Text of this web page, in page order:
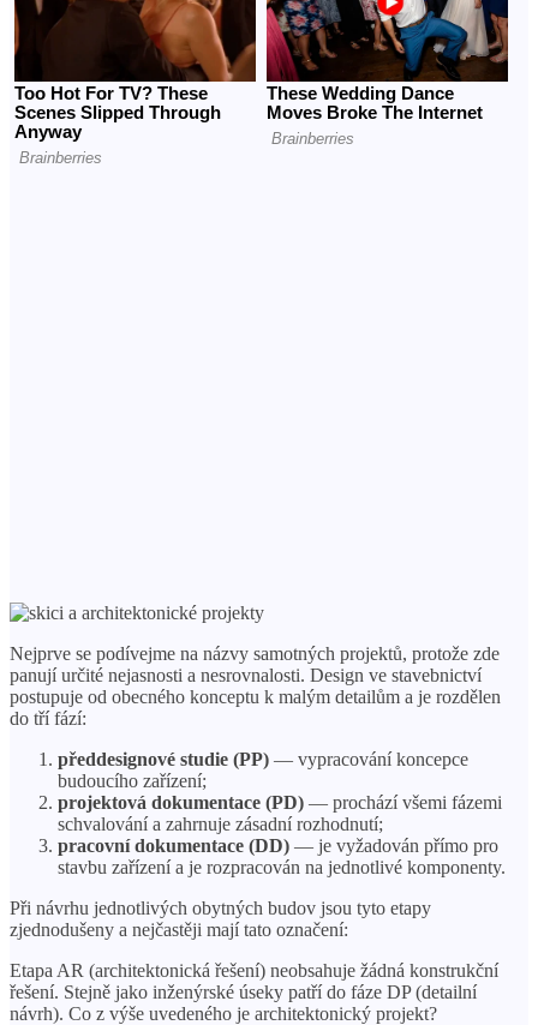
Nejprve se podívejme na názvy samotných projektů, protože zde
panují určité nejasnosti a nesrovnalosti. Design ve stavebnictví
postupuje od obecného konceptu k malým detailům a je rozdělen
do tří fází:
předdesignové studie (PP) — vypracování koncepce
budoucího zařízení;
projektová dokumentace (PD) — prochází všemi fázemi
schvalování a zahrnuje zásadní rozhodnutí;
pracovní dokumentace (DD) — je vyžadován přímo pro
stavbu zařízení a je rozpracován na jednotlivé komponenty.
Při návrhu jednotlivých obytných budov jsou tyto etapy
zjednodušeny a nejčastěji mají tato označení:
Etapa AR (architektonická řešení) neobsahuje žádná konstrukční
řešení. Stejně jako inženýrské úseky patří do fáze DP (detailní
návrh). Co z výše uvedeného je architektonický projekt?